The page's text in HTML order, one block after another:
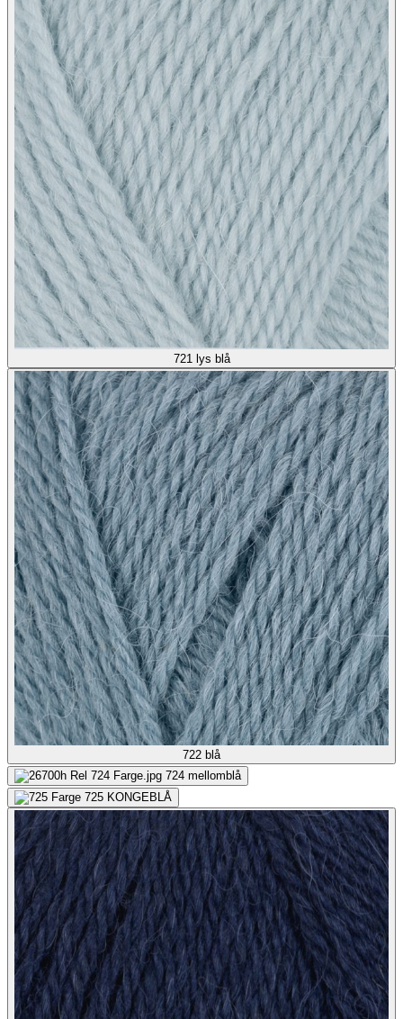
721 lys blå
722 blå
724 mellomblå
725 KONGEBLÅ